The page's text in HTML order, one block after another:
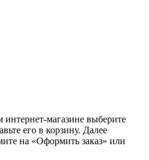
магазине выберите
его в корзину. Далее
на «Оформить заказ» или